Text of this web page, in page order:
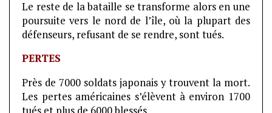
Le reste de la bataille se transforme alors en une
poursuite vers le nord de l’île, où la plupart des
défenseurs, refusant de se rendre, sont tués.
PERTES
Près de 7000 soldats japonais y trouvent la mort.
Les pertes américaines s’élèvent à environ 1700